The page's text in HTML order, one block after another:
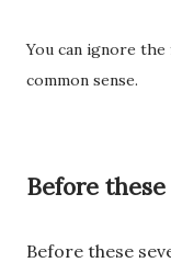
取新的入札仕様書，
须记住的一项固定流
经历之后才发现，这
You can ignore
common sense.
Before
Before these